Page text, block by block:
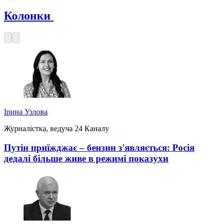
Колонки
Ірина Узлова
Журналістка, ведуча 24 Каналу
Путін приїжджає – бензин з'являється: Росія
дедалі більше живе в режимі показухи